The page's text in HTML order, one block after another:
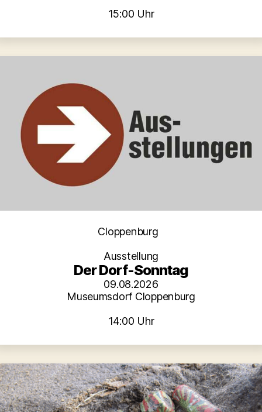
15:00 Uhr
Kategorien
Cloppenburg
Ausstellung
Der Dorf-Sonntag
09.08.2026
Museumsdorf Cloppenburg
14:00 Uhr